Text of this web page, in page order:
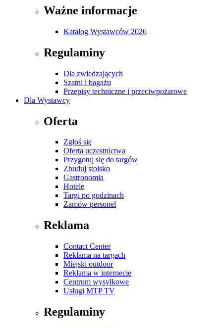
Ważne informacje
Katalog Wystawców 2026
Regulaminy
Dla zwiedzających
Szatni i bagażu
Przepisy techniczne i przeciwpożarowe
Dla Wystawcy
Oferta
Zgłoś się
Oferta uczestnictwa
Przygotuj się do targów
Zbuduj stoisko
Gastronomia
Hotele
Targi po godzinach
Zamów personel
Reklama
Contact Center
Reklama na targach
Miejski outdoor
Reklama w internecie
Centrum wysyłkowe
Usługi MTP TV
Regulaminy